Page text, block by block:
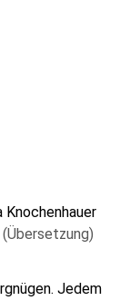
Knochenhauer
(Übersetzung)
Jedem